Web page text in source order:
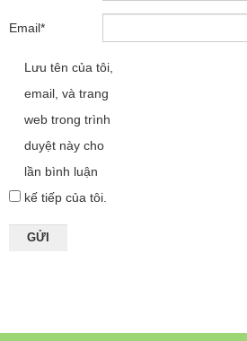
Email*
Lưu tên của tôi,
email, và trang
web trong trình
duyệt này cho
lần bình luận
kế tiếp của tôi.